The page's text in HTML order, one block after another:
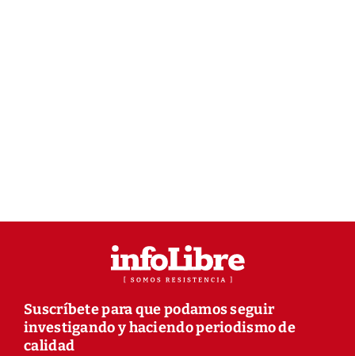
Suscríbete para que podamos seguir
investigando y haciendo periodismo de
calidad